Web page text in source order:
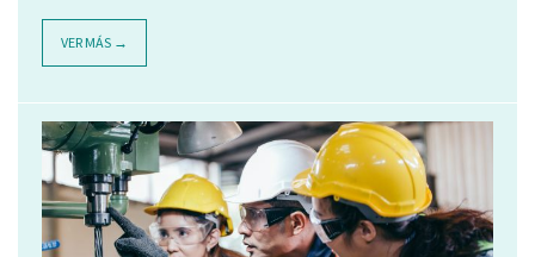
VER MÁS →